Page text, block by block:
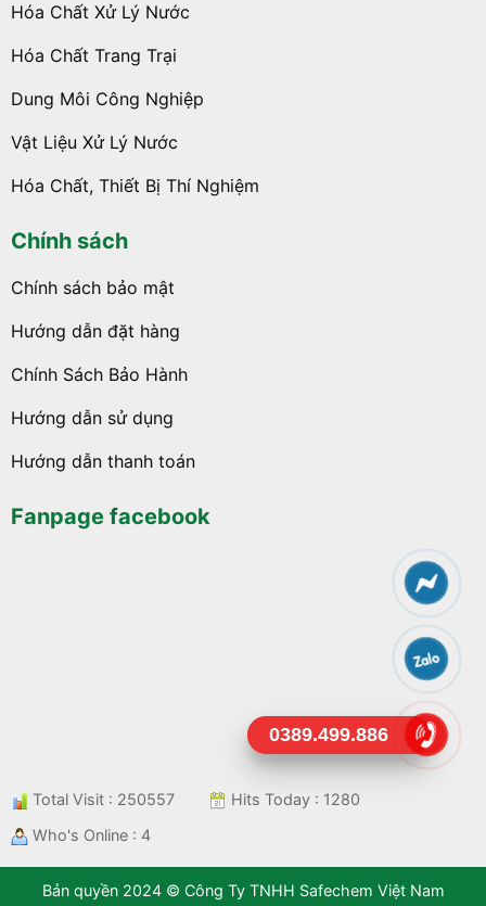
Hóa Chất Xử Lý Nước
Hóa Chất Trang Trại
Dung Môi Công Nghiệp
Vật Liệu Xử Lý Nước
Hóa Chất, Thiết Bị Thí Nghiệm
Chính sách
Chính sách bảo mật
Hướng dẫn đặt hàng
Chính Sách Bảo Hành
Hướng dẫn sử dụng
Hướng dẫn thanh toán
Fanpage facebook
Total Visit : 250557
Hits Today : 1280
Who's Online : 4
Bản quyền 2024 © Công Ty TNHH Safechem Việt Nam
0389.499.886